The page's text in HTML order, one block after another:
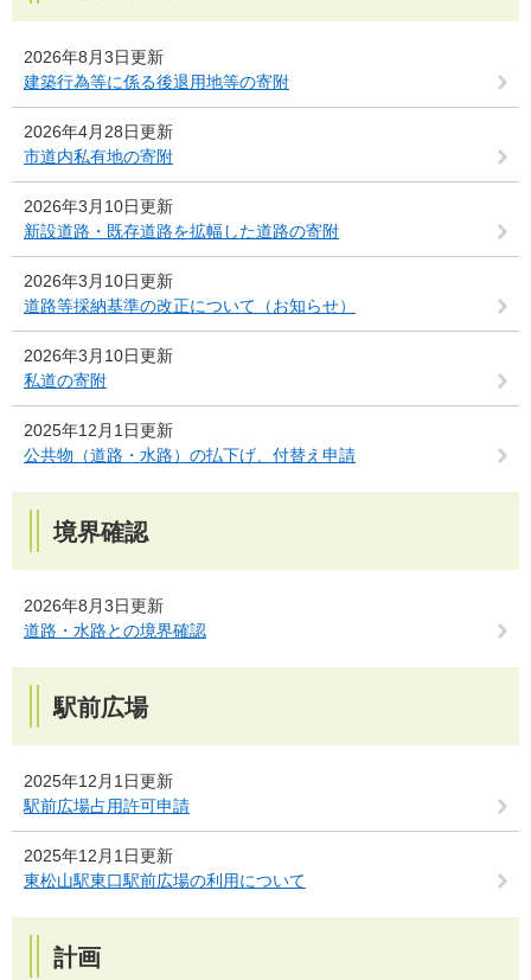
2026年8月3日更新
建築行為等に係る後退用地等の寄附
2026年4月28日更新
市道内私有地の寄附
2026年3月10日更新
新設道路・既存道路を拡幅した道路の寄附
2026年3月10日更新
道路等採納基準の改正について（お知らせ）
2026年3月10日更新
私道の寄附
2025年12月1日更新
公共物（道路・水路）の払下げ、付替え申請
境界確認
2026年8月3日更新
道路・水路との境界確認
駅前広場
2025年12月1日更新
駅前広場占用許可申請
2025年12月1日更新
東松山駅東口駅前広場の利用について
計画